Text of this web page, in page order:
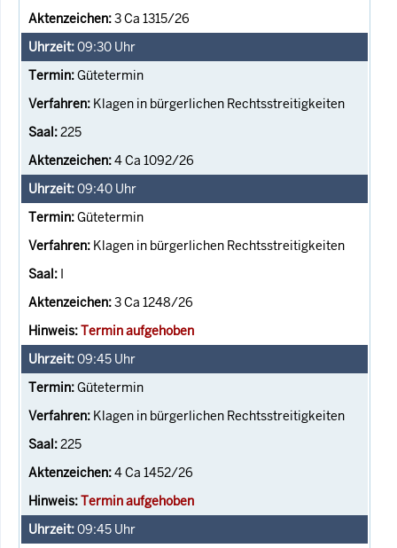
3 Ca 1315/26
09:30 Uhr
Gütetermin
Klagen in bürgerlichen Rechtsstreitigkeiten
225
4 Ca 1092/26
09:40 Uhr
Gütetermin
Klagen in bürgerlichen Rechtsstreitigkeiten
I
3 Ca 1248/26
Termin aufgehoben
09:45 Uhr
Gütetermin
Klagen in bürgerlichen Rechtsstreitigkeiten
225
4 Ca 1452/26
Termin aufgehoben
09:45 Uhr